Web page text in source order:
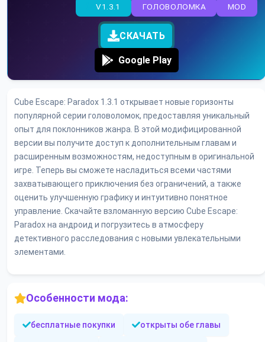
MOD
ГОЛОВОЛОМКА
V1.3.1
СКАЧАТЬ
Google Play
Cube Escape: Paradox 1.3.1 открывает новые горизонты
популярной серии головоломок, предоставляя уникальный
опыт для поклонников жанра. В этой модифицированной
версии вы получите доступ к дополнительным главам и
расширенным возможностям, недоступным в оригинальной
игре. Теперь вы сможете насладиться всеми частями
захватывающего приключения без ограничений, а также
оценить улучшенную графику и интуитивно понятное
управление. Скачайте взломанную версию Cube Escape:
Paradox на андроид и погрузитесь в атмосферу
детективного расследования с новыми увлекательными
элементами.
Особенности мода:
бесплатные покупки открыты обе главы